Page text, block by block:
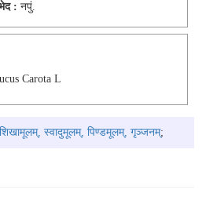
: नपुं.
Carota L
स्वादुमूलम्, पिण्डमूलम्, गृञ्जनम्;